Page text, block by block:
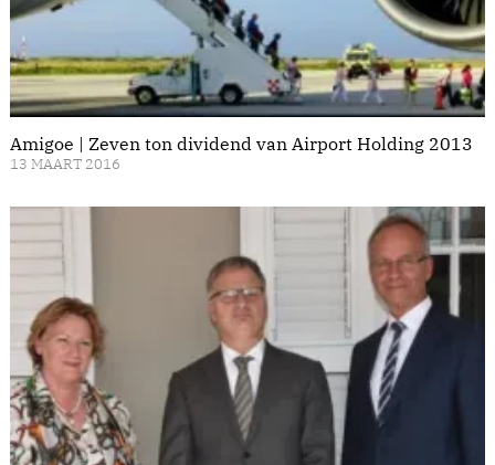
Amigoe | Zeven ton dividend van Airport Holding 2013
13 MAART 2016